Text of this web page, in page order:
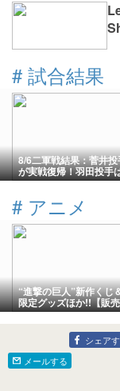
# 試合結果
8/6二軍戦結果：菅井投
が実戦復帰！羽田投手
またも制球定まらず
# アニメ
“進撃の巨人”新作くじ
限定グッズほか!!【販売
開始!】「一番くじ 進
巨人 ～選択と結果～」
シェア
メールする